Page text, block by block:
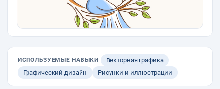
ИСПОЛЬЗУЕМЫЕ НАВЫКИ
Векторная графика
Графический дизайн
Рисунки и иллюстрации